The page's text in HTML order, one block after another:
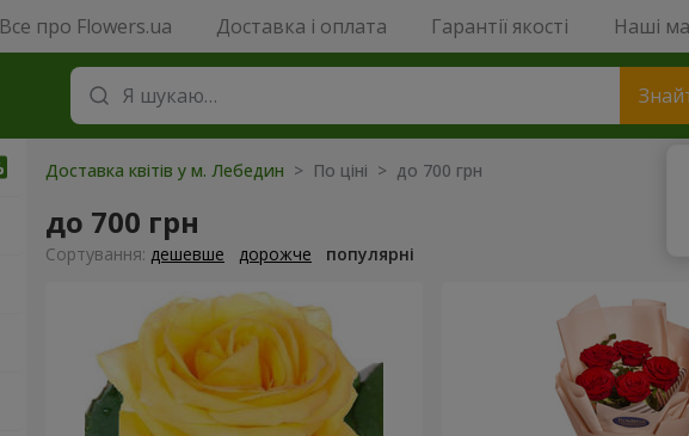
Все про Flowers.ua Доставка і оплата Гарантії якості Наші
Доставка квітів у м. Лебедин > По ціні > до 700 грн
до 700 грн
Сортування: дешевше дорожче популярні